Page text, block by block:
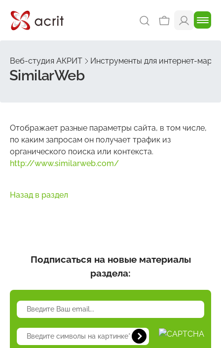
Веб-студия АКРИТ Инструменты для интернет-
SimilarWeb
Отображает разные параметры сайта, в том числе,
по каким запросам он получает трафик из
органического поиска или контекста.
http://www.similarweb.com/
Назад в раздел
Подписаться на новые материалы
раздела: